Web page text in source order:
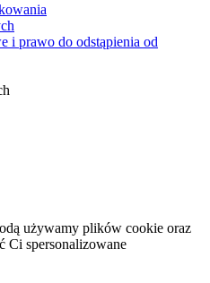
i prawo do odstąpienia od
używamy plików cookie oraz
Ci spersonalizowane